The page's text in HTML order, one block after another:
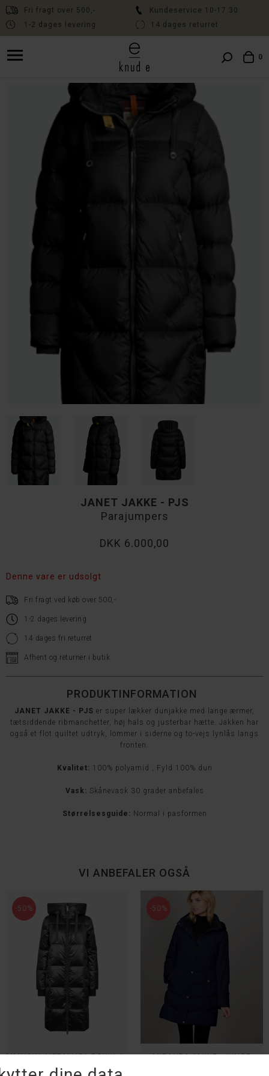
Fri fragt over 500,-
Kundeservice 10-17.30
1-2 dages levering
14 dages returret
Fri fragt over 500,- // Kundeservice 10:00-17:30 // Levering 1-2 dage
// 14 dages fri returret
0
JANET JAKKE - PJS
Parajumpers
DKK 6.000,00
Denne vare er udsolgt
Fri fragt ved køb over 500,-
1-2 dages levering
14 dages fri returret
Afhent og returner i butik
PRODUKTINFORMATION
JANET JAKKE - PJS er super lækker dunjakke med lange ærmer,
tætsiddende ribmanchetter, høj hals og justerbar hætte. Jakken har
også et flot quiltet udtryk, lommer i siderne og to-vejs lynlås langs
fronten.
Kvalitet: 100% polyamid ; Fyld 100% dun
Vask: Skånevask 30 grader anbefales
Størrelsesguide: Normal i pasformen
VI ANBEFALER OGSÅ
-50%
MMNOVA METALLICA DOWN JACET - MOS MOSH
-50%
MIRANDA JAKKE - JUNGE